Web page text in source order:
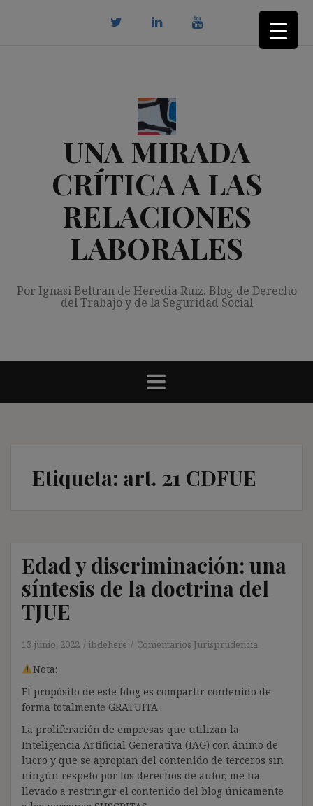
UNA MIRADA
CRÍTICA A LAS
RELACIONES
LABORALES
Por Ignasi Beltran de Heredia Ruiz. Blog de Derecho
del Trabajo y de la Seguridad Social
Etiqueta: art. 21 CDFUE
Edad y discriminación: una
síntesis de la doctrina del
TJUE
13 junio, 2022 ibdehere Comentarios Jurisprudencia
Nota:
El propósito de este blog es compartir contenido de
forma totalmente GRATUITA.
La proliferación de empresas que utilizan la
Inteligencia Artificial Generativa (IAG) con ánimo de
lucro y que se apropian del contenido de terceros sin
ningún respeto por los derechos de autor, me ha
llevado a restringir el contenido del blog únicamente